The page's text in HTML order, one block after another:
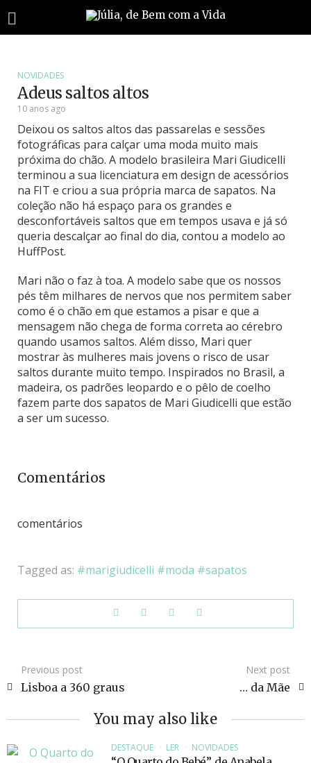
NOVIDADES
Adeus saltos altos
10 anos ago
Deixou os saltos altos das passarelas e sessões
fotográficas para calçar uma moda muito mais
próxima do chão. A modelo brasileira Mari Giudicelli
terminou a sua licenciatura em design de acessórios
na FIT e criou a sua própria marca de sapatos. Na
coleção não há espaço para os grandes e
desconfortáveis saltos que em tempos usava e já só
queria descalçar ao final do dia, contou a modelo ao
HuffPost.
Mari não o faz à toa. A modelo sabe que os nossos
pés têm milhares de nervos que nos permitem saber
como é o chão em que estamos a pisar e que a
mensagem não chega de forma correta ao cérebro
quando usamos saltos. Além disso, Mari quer
mostrar às mulheres mais jovens o risco de usar
saltos durante muito tempo. Inspirados no Brasil, a
madeira, os padrões leopardo e o pêlo de coelho
fazem parte dos sapatos de Mari Giudicelli que estão
a ser um sucesso.
Comentários
comentários
Tagged as: marigiudicelli moda sapatos
Previous post
Lisboa a 360 graus
Next post
… da Mãe
You may also like
DESTAQUE LER NOVIDADES